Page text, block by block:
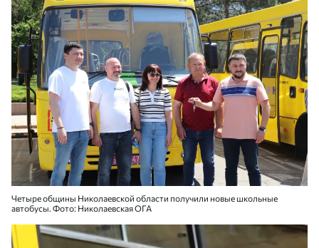
Четыре общины Николаевской области получили новые школьные
автобусы. Фото: Николаевская ОГА